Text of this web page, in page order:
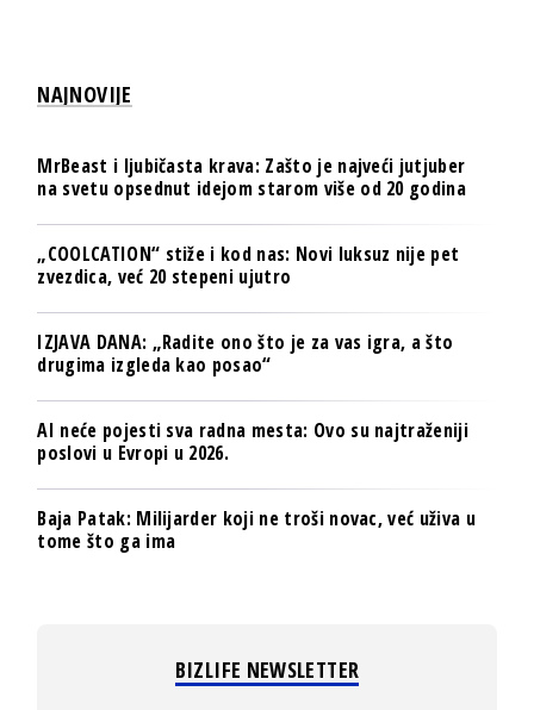
NAJNOVIJE
MrBeast i ljubičasta krava: Zašto je najveći jutjuber
na svetu opsednut idejom starom više od 20 godina
„COOLCATION“ stiže i kod nas: Novi luksuz nije pet
zvezdica, već 20 stepeni ujutro
IZJAVA DANA: „Radite ono što je za vas igra, a što
drugima izgleda kao posao“
AI neće pojesti sva radna mesta: Ovo su najtraženiji
poslovi u Evropi u 2026.
Baja Patak: Milijarder koji ne troši novac, već uživa u
tome što ga ima
BIZLIFE NEWSLETTER